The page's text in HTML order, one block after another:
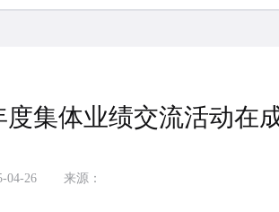
集体业绩交流活动在
04-26 来源：